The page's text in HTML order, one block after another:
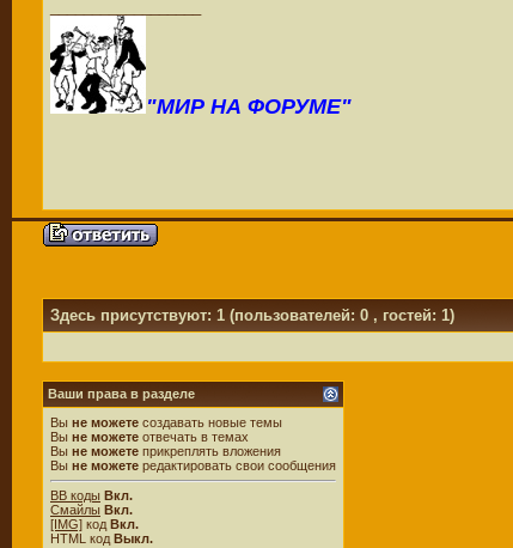
"МИР НА ФОРУМЕ"
Здесь присутствуют: 1 (пользователей: 0 , гостей: 1)
Ваши права в разделе
Вы не можете создавать новые темы
Вы не можете отвечать в темах
Вы не можете прикреплять вложения
Вы не можете редактировать свои сообщения
BB коды Вкл.
Смайлы Вкл.
[IMG] код Вкл.
HTML код Выкл.